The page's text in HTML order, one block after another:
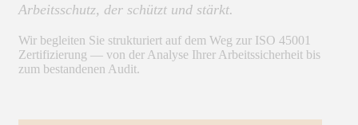
Arbeitsschutz, der schützt und stärkt.
Wir begleiten Sie strukturiert auf dem Weg zur ISO 45001
Zertifizierung — von der Analyse Ihrer Arbeitssicherheit bis
zum bestandenen Audit.